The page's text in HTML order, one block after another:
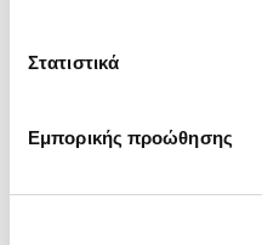
Στατιστικά
Εμπορικής προώθησης